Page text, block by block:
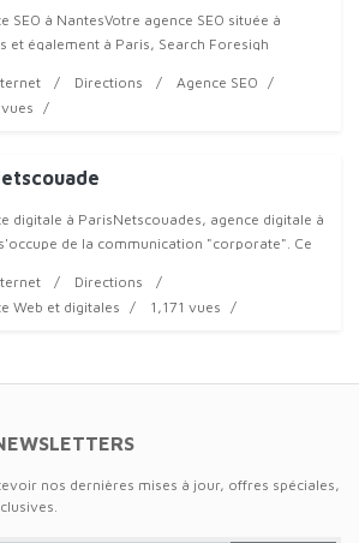
SEO à NantesVotre agence SEO située à
et également à Paris, Search Foresigh
d'entreprises.Votre profe
Directions
Agence SEO
digitale à ParisNetscouades, agence digitale à
de la communication "corporate". Ce
dans le but de fidéli
Directions
Web et digitales
1,171 vues
nos dernières mises à jour, offres spéciales,